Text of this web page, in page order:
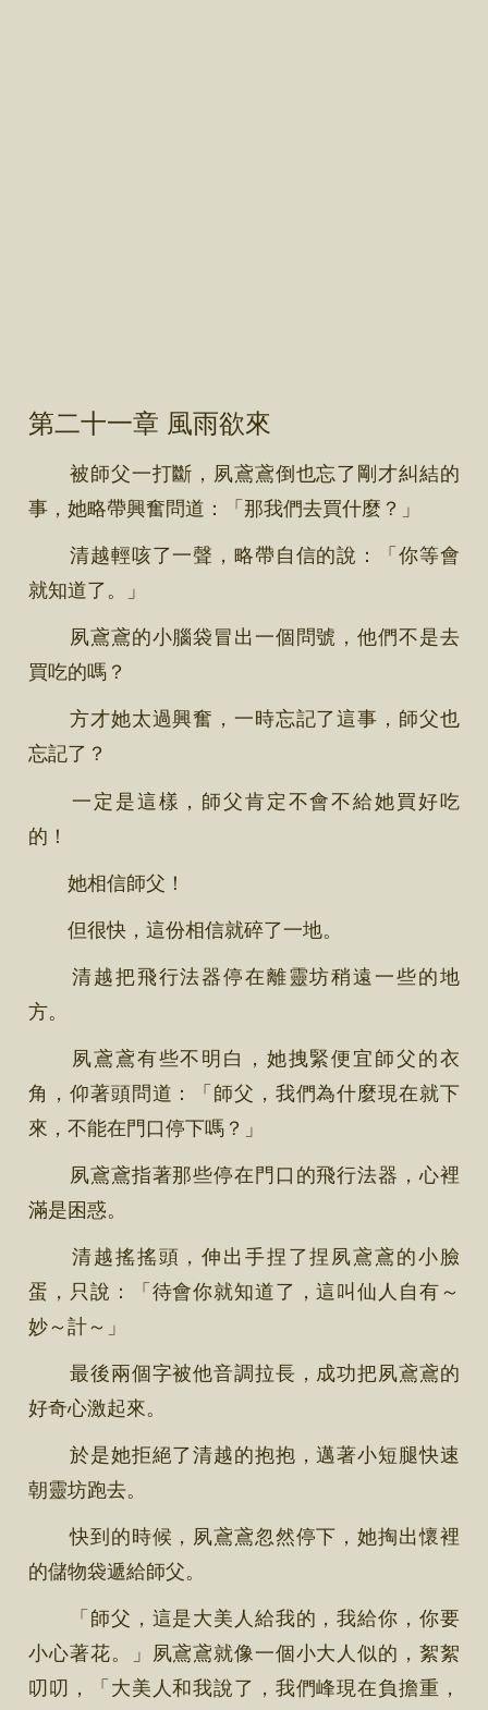
第二十一章 風雨欲來
被師父一打斷，夙鳶鳶倒也忘了剛才糾結的
事，她略帶興奮問道：「那我們去買什麼？」
清越輕咳了一聲，略帶自信的說：「你等會
就知道了。」
夙鳶鳶的小腦袋冒出一個問號，他們不是去
買吃的嗎？
方才她太過興奮，一時忘記了這事，師父也
忘記了？
一定是這樣，師父肯定不會不給她買好吃
的！
她相信師父！
但很快，這份相信就碎了一地。
清越把飛行法器停在離靈坊稍遠一些的地
方。
夙鳶鳶有些不明白，她拽緊便宜師父的衣
角，仰著頭問道：「師父，我們為什麼現在就下
來，不能在門口停下嗎？」
夙鳶鳶指著那些停在門口的飛行法器，心裡
滿是困惑。
清越搖搖頭，伸出手捏了捏夙鳶鳶的小臉
蛋，只說：「待會你就知道了，這叫仙人自有～
妙～計～」
最後兩個字被他音調拉長，成功把夙鳶鳶的
好奇心激起來。
於是她拒絕了清越的抱抱，邁著小短腿快速
朝靈坊跑去。
快到的時候，夙鳶鳶忽然停下，她掏出懷裡
的儲物袋遞給師父。
「師父，這是大美人給我的，我給你，你要
小心著花。」夙鳶鳶就像一個小大人似的，絮絮
叨叨，「大美人和我說了，我們峰現在負擔重，